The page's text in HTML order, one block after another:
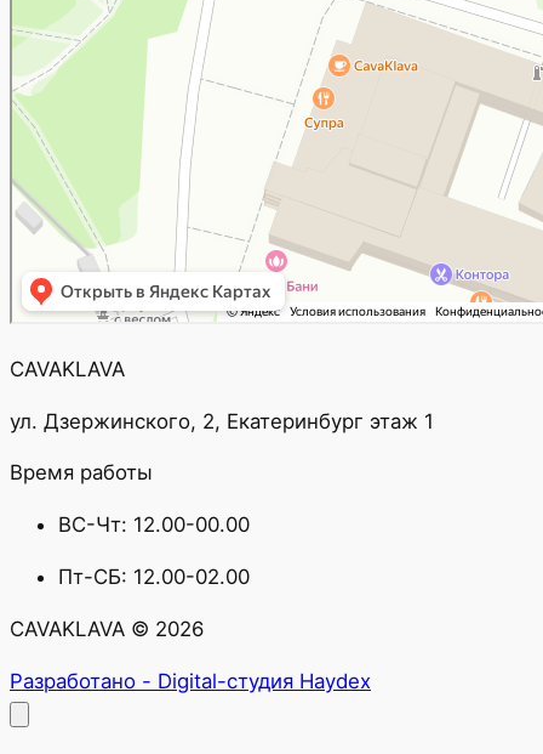
CAVAKLAVA
ул. Дзержинского, 2, Екатеринбург этаж 1
Время работы
ВС-Чт: 12.00-00.00
Пт-СБ: 12.00-02.00
CAVAKLAVA © 2026
Разработано - Digital-студия Haydex